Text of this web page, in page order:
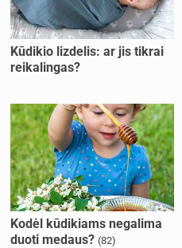
Kūdikio lizdelis: ar jis tikrai
reikalingas?
Kodėl kūdikiams negalima
duoti medaus? (82)